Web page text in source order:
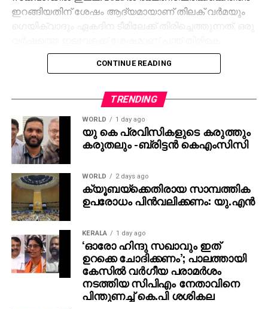
ഇറങ്ങിയതിന് ശേഷം ആദ്യമായാണ് തിലക് വർമയും
ഗെയിക്വാദും ഏകദിന ടീമിലേക്ക് തിരിച്ചെത്തുന്നത്. ഒരു
ടീമിലെത്തുന്നത്.
ആരംഭിക്കും. റാഞ്ചിയിലെ ജെ.എസ്.സി.എ
അന്താരാഷ്ട്ര ക്രിക്കറ്റ് സ്റ്റേഡിയത്തിലാണ് ആദ്യ
മത്സരം.
CONTINUE READING
TRENDING
WORLD 1 day ago
യു കെ പ്രവിസികളുടെ കരുത്തും
കരുതലും -ബ്രിട്ടൻ കെഎംസിസി
WORLD 2 days ago
ക്യൂബയ്ക്കെതിരായ സാമ്പത്തിക
ഉപരോധം പിന്‍വലിക്കണം: യു.എന്‍
KERALA 1 day ago
‘ഓരോ ഹിന്ദു സഖാവും ഇത്
ഉറക്കെ ചോദിക്കണം’; പാലത്തായി
കേസിൽ വർഗീയ പരാമർശം
നടത്തിയ സിപിഎം നേതാവിനെ
പിന്തുണച്ച് കെ.പി ശശികല